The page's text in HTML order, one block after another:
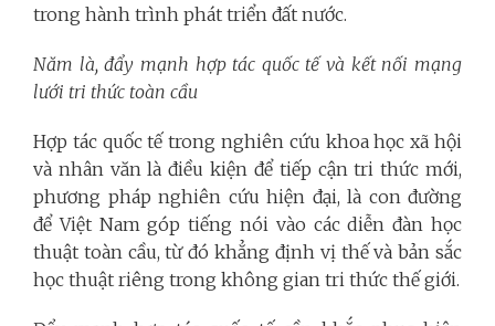
trong hành trình phát triển đất nước.
Năm là, đẩy mạnh hợp tác quốc tế và kết nối mạng
lưới tri thức toàn cầu
Hợp tác quốc tế trong nghiên cứu khoa học xã hội
và nhân văn là điều kiện để tiếp cận tri thức mới,
phương pháp nghiên cứu hiện đại, là con đường
để Việt Nam góp tiếng nói vào các diễn đàn học
thuật toàn cầu, từ đó khẳng định vị thế và bản sắc
học thuật riêng trong không gian tri thức thế giới.